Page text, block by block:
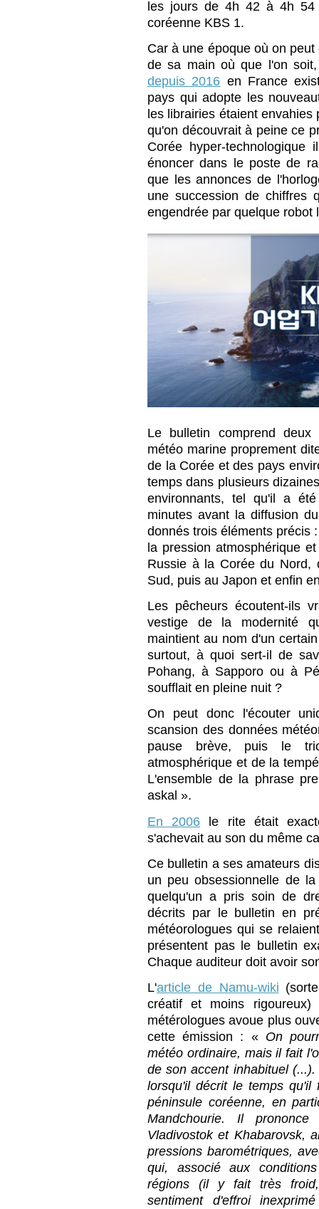
les jours de 4h 42 à 4h 54
coréenne KBS 1.
Car à une époque où on
de sa main où que l'on
depuis 2016 en France
pays qui adopte les
les librairies étaient
qu'on découvrait à peine ce
Corée hyper-
énoncer dans le poste de
que les annonces de
une succession de chiffres
engendrée par quelque robot
Le bulletin comprend
météo marine proprement
de la Corée et des pays
temps dans plusieurs
environnants, tel qu'il a
minutes avant la diffusion
donnés trois éléments précis
la pression atmosphérique
Russie à la Corée du
Sud, puis au Japon et enfin
Les pêcheurs écoutent-ils
vestige de la modernité
maintient au nom d'un
surtout, à quoi sert-il de
Pohang, à Sapporo ou à
soufflait en pleine nuit ?
On peut donc l'écouter
scansion des données
pause brève, puis le
atmosphérique et de la
L'ensemble de la phrase
askal ».
En 2006 le rite était
s'achevait au son du même
Ce bulletin a ses amateurs
un peu obsessionnelle de
quelqu'un a pris soin de
décrits par le bulletin en
météorologues qui se
présentent pas le bulletin
Chaque auditeur doit avoir
L'article de Namu-wiki
créatif et moins
métérologues avoue plus
cette émission : « On
météo ordinaire, mais il fait
de son accent inhabituel
lorsqu'il décrit le temps
péninsule coréenne, en
Mandchourie. Il
Vladivostok et Khabarovsk,
pressions barométriques,
qui, associé aux
régions (il y fait très
sentiment d'effroi